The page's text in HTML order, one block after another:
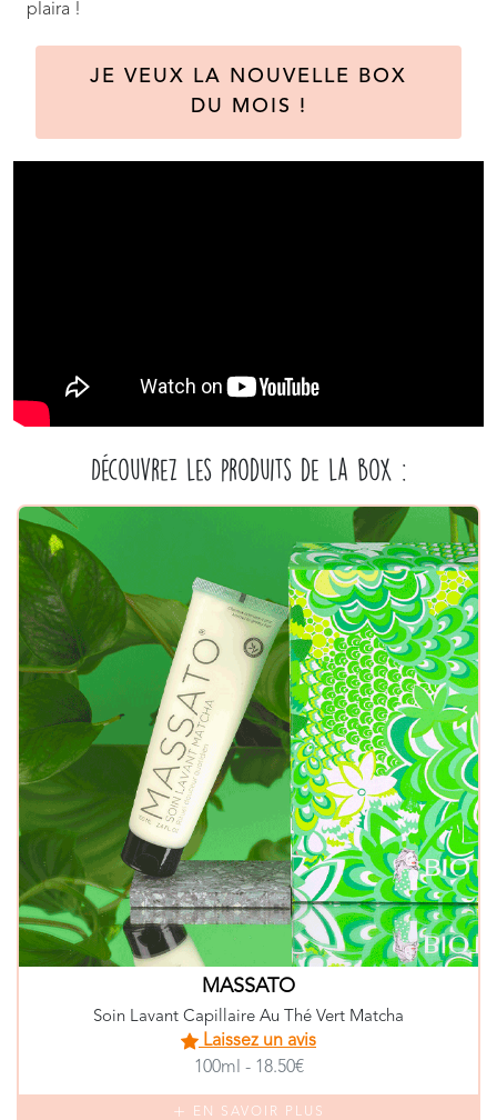
plaira !
JE VEUX LA NOUVELLE BOX
DU MOIS !
Découvrez les produits de la box :
MASSATO
Soin Lavant Capillaire Au Thé Vert Matcha
Laissez un avis
100ml - 18.50€
EN SAVOIR PLUS